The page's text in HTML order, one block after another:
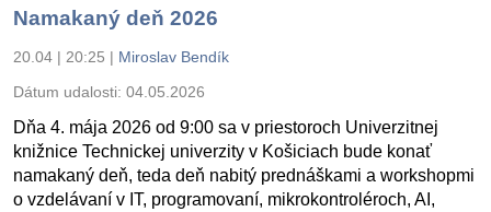
Namakaný deň 2026
20.04 | 20:25 | Miroslav Bendík
Dátum udalosti: 04.05.2026
Dňa 4. mája 2026 od 9:00 sa v priestoroch Univerzitnej
knižnice Technickej univerzity v Košiciach bude konať
namakaný deň, teda deň nabitý prednáškami a workshopmi
o vzdelávaní v IT, programovaní, mikrokontroléroch, AI,